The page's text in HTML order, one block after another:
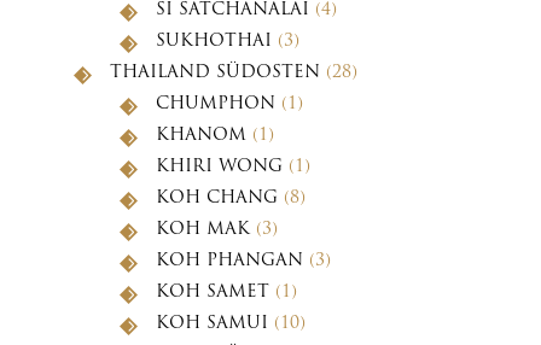
SI SATCHANALAI (4)
SUKHOTHAI (3)
THAILAND SÜDOSTEN (28)
CHUMPHON (1)
KHANOM (1)
KHIRI WONG (1)
KOH CHANG (8)
KOH MAK(3)
KOH PHANGAN (3)
KOH SAMET (1)
KOH SAMUI (10)